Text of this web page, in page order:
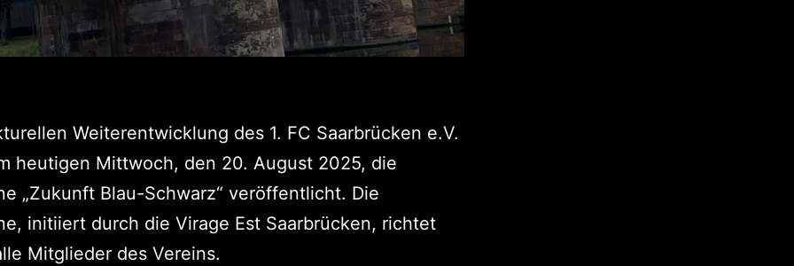
Weiterentwicklung des 1. FC Saarbrücken e.V.
heutigen Mittwoch, den 20. August 2025, die
„Zukunft Blau-Schwarz“ veröffentlicht. Die
initiiert durch die Virage Est Saarbrücken, richtet
Mitglieder des Vereins.